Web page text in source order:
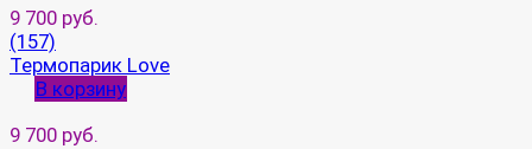
9 700 руб.
(157)
Термопарик Love
В корзину
9 700 руб.